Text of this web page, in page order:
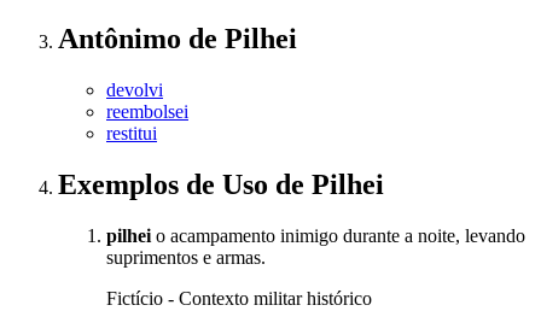
Antônimo de Pilhei
devolvi
reembolsei
restitui
Exemplos de Uso de Pilhei
pilhei o acampamento inimigo durante a noite, levando
suprimentos e armas.
Fictício - Contexto militar histórico